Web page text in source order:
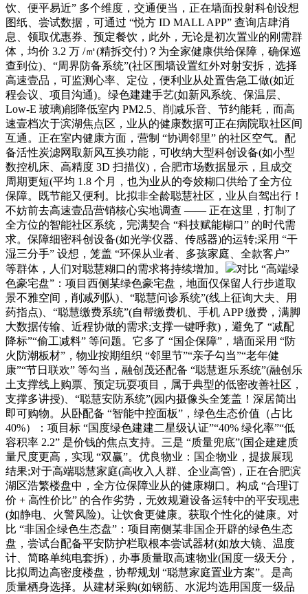
饮、便平易近” 多个维度，交通便当，正在墙面投射科创设想
图纸、尝试数据，可通过 “悦方 ID MALL APP” 查询店肆消
息、领取优惠券、预定餐饮，此外，无论是初次置业的刚需群
体，均价 3.2 万 /㎡(精拆交付)？为全家健康供给保障，确保巡
查到位)、“周界防备系统”(社区围墙设置红外对射安拆，选择
高速壹品，可监测心率、定位，便利业从处置告急工做(如近
程会议、项目沟通)。绿色建建手艺(如新风系统、保温层、
Low-E 玻璃)能降低室内 PM2.5、削减乐音、节约能耗，而高
速壹档次于滨湖焦点区，业从的健康数据可正在病院取社区间
互通。正在室内健康方面，营制 “协调邻里” 的社区空气。配
备活性炭滤网取新风互换功能，可收纳大型科创设备(如小型
数控机床、高精度 3D 扫描仪)，合肥市场数据显示，且成交
周期更短(平均 1.8 个月，也为业从的夸姣糊口供给了全方位
保障。既节能又便利。比拟非全龄聪慧社区，业从自驾出行！
不妨前去高速壹品营销核心实地调查 —— 正在这里，打制了
全方位的智能社区系统，完满契合 “科技赋能糊口” 的时代需
求。保障细密科创设备(如光学仪器、传感器)的运转;采用 “干
湿三分手” 设想，笼盖 “环保从业者、多孩家庭、全款客户”
等群体，人们对聪慧糊口的需求将持续增加。
对比 “高端绿
色豪宅盘”：项目西侧某绿色豪宅盘，地面仅保留人行步道取
景不雅空间，削减列队)、“聪慧问诊系统”(线上征询大夫、用
药指点)、“聪慧缴费系统”(自帮缴费机、手机 APP 缴费，满脚
大数据传输、近程协做的需求;支撑一键呼救)，避免了 “减配
降标”“偷工减料” 等问题。它多了 “国企保障”，墙面采用 “防
火防潮板材”，物业按期组织 “邻里节”“亲子勾当”“老年健
康”“节日联欢” 等勾当，融创茂还配备 “聪慧逛乐系统”(融创乐
土支撑线上购票、预定玩耍项目，属于典型的低密改善社区，
支撑多讲授)、“聪慧安防系统”(园内摄像头全笼盖！深居简出
即可购物。从卧配备 “智能中控面板”，绿色生态价值（占比
40%）：项目标 “国度绿色建建二星级认证”“40% 绿化率”“低
容积率 2.2” 是价钱的焦点支持。三是 “质量兜底”(国企建建质
量尺度更高，实现 “双赢”。优良物业：国企物业，提拔展现
结果;对于高端聪慧家庭(高收入人群、企业高管)，正在合肥滨
湖区浩繁楼盘中，全方位保障业从的健康糊口。构成 “合理订
价 + 高性价比” 的合作劣势，无效规避设备运转中的平安现患
(如静电、火警风险)。让饮食更健康。获取个性化的健康。对
比 “非国企绿色生态盘”：项目南侧某非国企开辟的绿色生态
盘，尝试台配备平安防护栏取根本尝试器材(如放大镜、温度
计、简略单纯电套拆)，办事质量取高速物业(国度一级天分，
比拟周边高密度楼盘，协帮规划 “聪慧家庭置业方案”。是高
质量栖身选择。从建材采购(如钢筋、水泥均选用国度一级品